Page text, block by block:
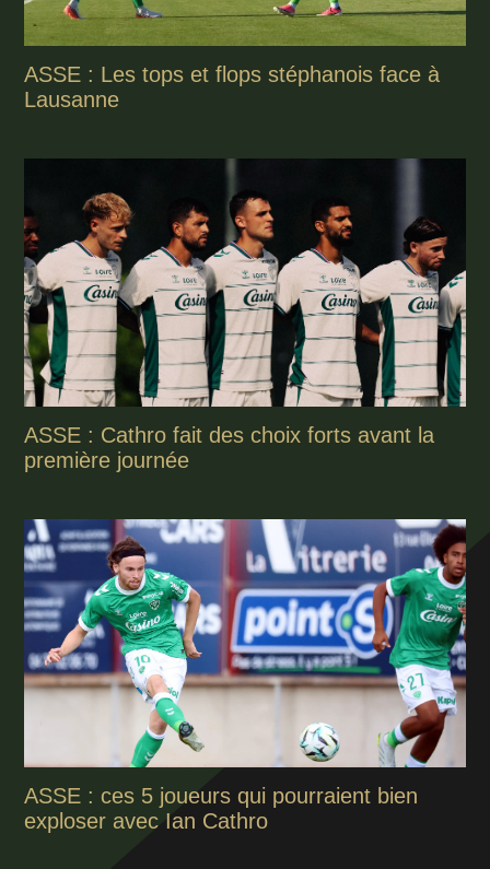
ASSE : Les tops et flops stéphanois face à
Lausanne
ASSE : Cathro fait des choix forts avant la
première journée
ASSE : ces 5 joueurs qui pourraient bien
exploser avec Ian Cathro